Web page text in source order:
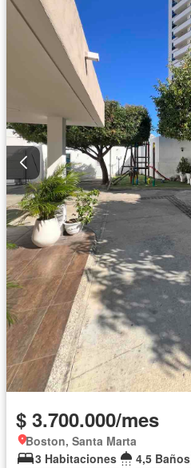
$ 3.700.000/mes
Boston, Santa Marta
3 Habitaciones
4,5 Baños